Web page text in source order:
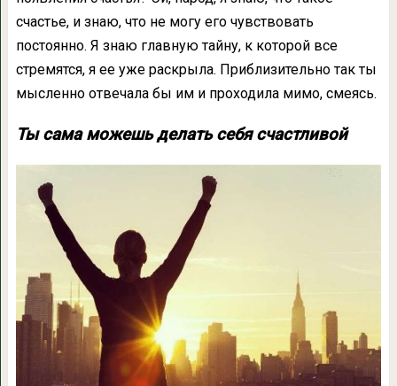
счастье, и знаю, что не могу его чувствовать
постоянно. Я знаю главную тайну, к которой все
стремятся, я ее уже раскрыла. Приблизительно так ты
мысленно отвечала бы им и проходила мимо, смеясь.
Ты сама можешь делать себя счастливой